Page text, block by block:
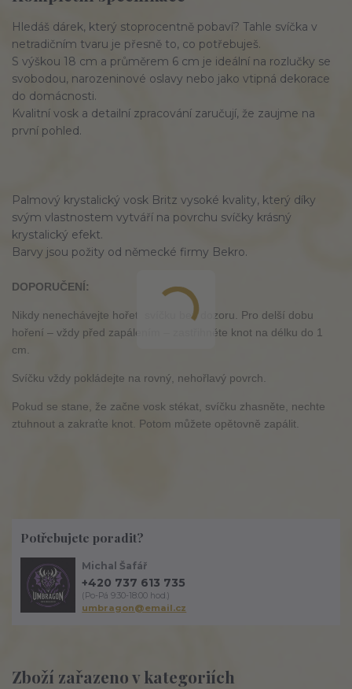
Hledáš dárek, který stoprocentně pobaví? Tahle svíčka v
netradičním tvaru je přesně to, co potřebuješ.
S výškou 18 cm a průměrem 6 cm je ideální na rozlučky se
svobodou, narozeninové oslavy nebo jako vtipná dekorace
do domácnosti.
Kvalitní vosk a detailní zpracování zaručují, že zaujme na
první pohled.
Palmový krystalický vosk Britz vysoké kvality, který díky
svým vlastnostem vytváří na povrchu svíčky krásný
krystalický efekt.
Barvy jsou požity od německé firmy Bekro.
DOPORUČENÍ:
Nikdy nenechávejte hořet svíčku bez dozoru. Pro delší dobu
hoření – vždy před zapálením – zastřihněte knot na délku do 1
cm.
Svíčku vždy pokládejte na rovný, nehořlavý povrch.
Pokud se stane, že začne vosk stékat, svíčku zhasněte, nechte
ztuhnout a zakraťte knot. Potom můžete opětovně zapálit.
Zboží zařazeno v kategoriích
Potřebujete poradit?
Michal Šafář
+420 737 613 735
(Po-Pá 9:30-18:00 hod.)
umbragon@email.cz